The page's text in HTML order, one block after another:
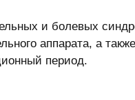
и болевых
аппарата, а
период.